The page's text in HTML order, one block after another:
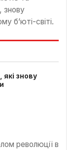
знову
б’юті-світі.
знову
революції в